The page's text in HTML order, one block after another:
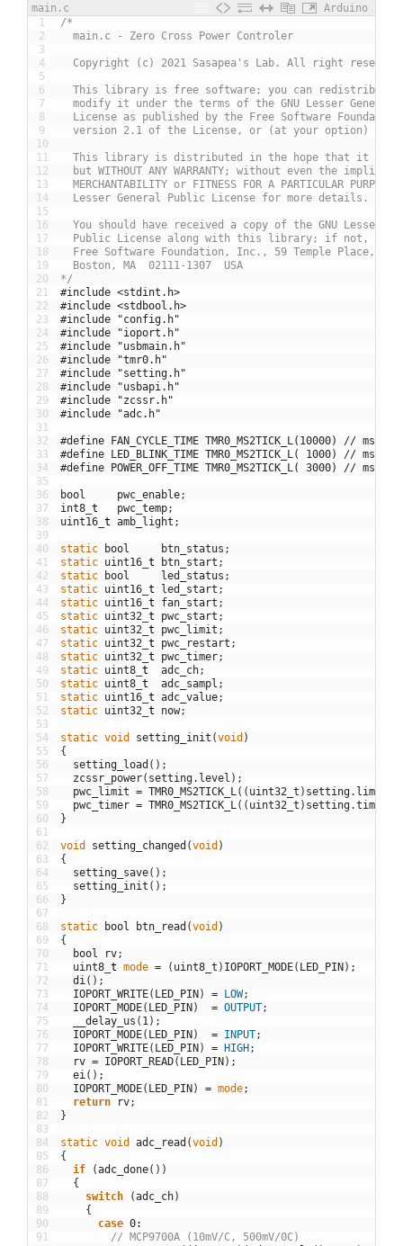
main.c
Arduino
1
2
3
4
5
6
7
8
9
10
11
12
13
14
15
16
17
18
19
20
21
22
23
24
25
26
27
28
29
30
31
32
33
34
35
36
37
38
39
40
41
42
43
44
45
46
47
48
49
50
51
52
53
54
55
56
57
58
59
60
61
62
63
64
65
66
67
68
69
70
71
72
73
74
75
76
77
78
79
80
81
82
83
84
85
86
87
88
89
90
91
/*
main.c - Zero Cross Power Controler
Copyright (c) 2021 Sasapea's Lab. All right
This library is free software; you can redistribute
modify it under the terms of the GNU Lesser General
License as published by the Free Software
version 2.1 of the License, or (at your option) any
This library is distributed in the hope that it will
but WITHOUT ANY WARRANTY; without even the implied
MERCHANTABILITY or FITNESS FOR A PARTICULAR
Lesser General Public License for more details.
You should have received a copy of the GNU Lesser
Public License along with this library; if not,
Free Software Foundation, Inc., 59 Temple Place,
Boston, MA  02111-1307  USA
*/
#include <stdint.h>
#include <stdbool.h>
#include "config.h"
#include "ioport.h"
#include "usbmain.h"
#include "tmr0.h"
#include "setting.h"
#include "usbapi.h"
#include "zcssr.h"
#include "adc.h"
#define FAN_CYCLE_TIME TMR0_MS2TICK_L(10000) // ms
#define LED_BLINK_TIME TMR0_MS2TICK_L( 1000) // ms
#define POWER_OFF_TIME TMR0_MS2TICK_L( 3000) // ms
bool pwc_enable;
int8 t pwc_temp;
uint16 t amb_light ;
static bool btn_status ;
static uint16 t btn_start ;
static
bool led_status ;
static uint16 t led_start ;
static uint16 t fan_start ;
static uint32 t pwc_start ;
static uint32 t pwc_limit ;
static uint32 t pwc_restart ;
static uint32 t pwc_timer;
static uint8 t adc_ch;
static uint8 t adc_sampl ;
static uint16 t adc_value;
static uint32 t now;
static void setting_init (void )
{
setting_load ( ) ;
zcssr_power( setting. level ) ;
pwc_limit = TMR0_MS2TICK_L ( ( uint32_t ) setting. limit
pwc_timer = TMR0_MS2TICK_L ( ( uint32_t ) setting.timer
}
void setting_changed (void )
{
setting_save( ) ;
setting_init ( ) ;
}
static bool btn_read (void )
{
bool
rv;
uint8 t mode = ( uint8_t ) IOPORT_MODE( LED_PIN) ;
di ( ) ;
IOPORT_WRITE( LED_PIN) = LOW;
IOPORT_MODE( LED_PIN) = OUTPUT;
__delay_us ( 1 ) ;
IOPORT_MODE( LED_PIN) = INPUT;
IOPORT_WRITE( LED_PIN) = HIGH;
rv = IOPORT_READ( LED_PIN) ;
ei ( ) ;
IOPORT_MODE( LED_PIN) = mode;
return
rv;
}
static void adc_read (void )
{
if
(adc_done( ) )
{
switch
(adc_ch)
{
case 0:
// MCP9700A (10mV/C, 500mV/0C)